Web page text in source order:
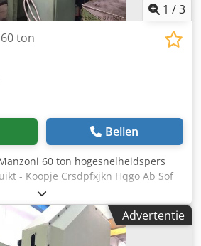
1 /3
ton
Bellen
60 ton hogesnelheidspers
- Koopje Crsdpfxjkn Hqgo Ab Sof
Advertentie